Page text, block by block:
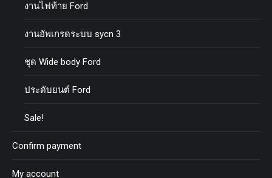
งานไฟท้าย Ford
งานอัพเกรดระบบ sycn 3
ชุด Wide body Ford
ประดับยนต์ Ford
Sale!
Confirm payment
My account